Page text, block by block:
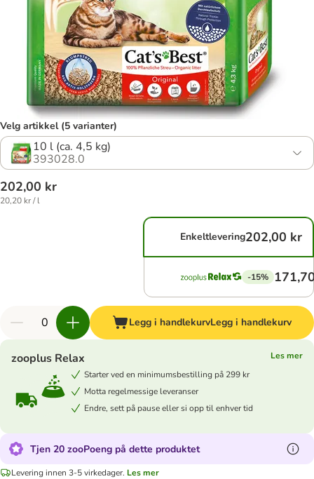
Velg artikkel (5 varianter)
10 l (ca. 4,5 kg)
393028.0
202,00 kr
20,20 kr / l
Enkeltlevering202,00 kr
-15%
Legg i handlekurvLegg i handlekurv
zooplus Relax
Les mer
Starter ved en minimumsbestilling på 299 kr
Motta regelmessige leveranser
Endre, sett på pause eller si opp til enhver tid
Tjen 20 zooPoeng på dette produktet
Levering innen 3-5 virkedager. Les mer